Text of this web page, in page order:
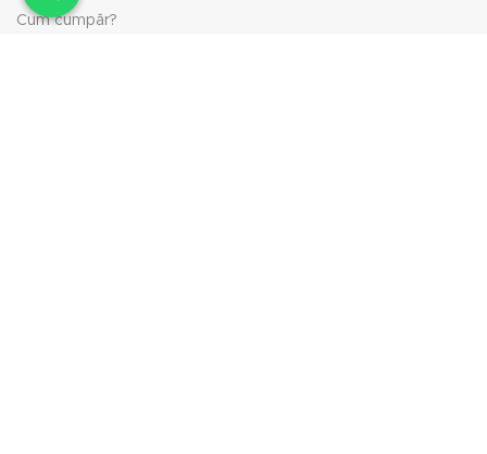
Cum cumpăr?